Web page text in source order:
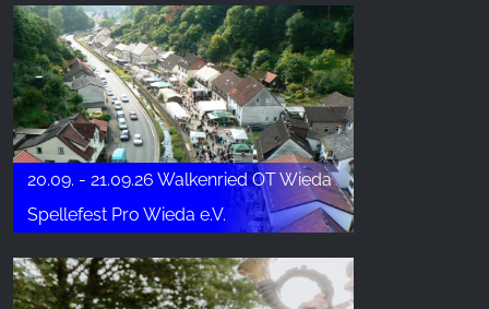
20.09. - 21.09.26 Walkenried OT Wieda
Spellefest Pro Wieda e.V.